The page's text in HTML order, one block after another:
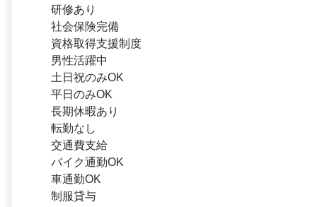
研修あり
社会保険完備
資格取得支援制度
男性活躍中
土日祝のみOK
平日のみOK
長期休暇あり
転勤なし
交通費支給
バイク通勤OK
車通勤OK
制服貸与